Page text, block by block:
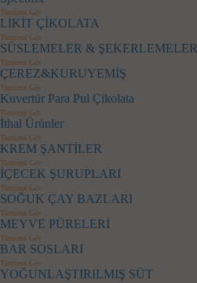
Tümünü Gör
LİKİT ÇİKOLATA
Tümünü Gör
SÜSLEMELER & ŞEKERLEMELER
Tümünü Gör
ÇEREZ&KURUYEMİŞ
Tümünü Gör
Kuvertür Para Pul Çikolata
Tümünü Gör
İthal Ürünler
Tümünü Gör
KREM ŞANTİLER
Tümünü Gör
İÇECEK ŞURUPLARI
Tümünü Gör
SOĞUK ÇAY BAZLARI
Tümünü Gör
MEYVE PÜRELERİ
Tümünü Gör
BAR SOSLARI
Tümünü Gör
YOĞUNLAŞTIRILMIŞ SÜT